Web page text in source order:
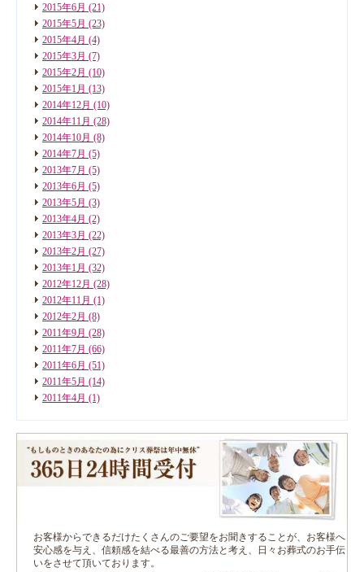
2015年6月 (21)
2015年5月 (23)
2015年4月 (4)
2015年3月 (7)
2015年2月 (10)
2015年1月 (13)
2014年12月 (10)
2014年11月 (28)
2014年10月 (8)
2014年7月 (5)
2013年7月 (5)
2013年6月 (5)
2013年5月 (3)
2013年4月 (2)
2013年3月 (22)
2013年2月 (27)
2013年1月 (32)
2012年12月 (28)
2012年11月 (1)
2012年2月 (8)
2011年9月 (28)
2011年7月 (66)
2011年6月 (51)
2011年5月 (14)
2011年4月 (1)
お客様からできるだけたくさんのご要望をお聞きすることが、お客様へ
安心感を与え、信頼感を結べる最善の方法と考え、日々お葬式のお手伝
いをさせて頂いております。